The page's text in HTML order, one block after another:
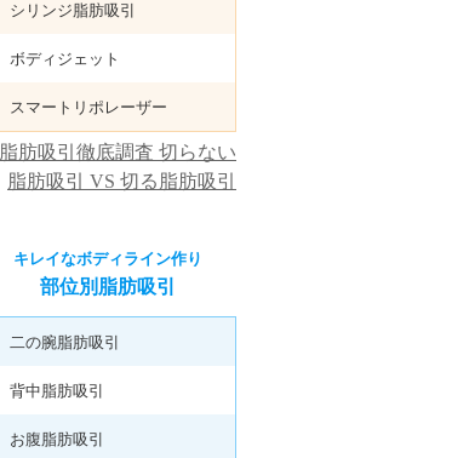
シリンジ脂肪吸引
ボディジェット
スマートリポレーザー
キレイなボディライン作り
部位別脂肪吸引
二の腕脂肪吸引
背中脂肪吸引
お腹脂肪吸引